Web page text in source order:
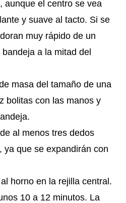
aunque el centro se vea
y suave al tacto. Si se
muy rápido de un
a la mitad del
masa del tamaño de una
bolitas con las manos y
al menos tres dedos
ya que se expandirán con
horno en la rejilla central.
10 a 12 minutos. La